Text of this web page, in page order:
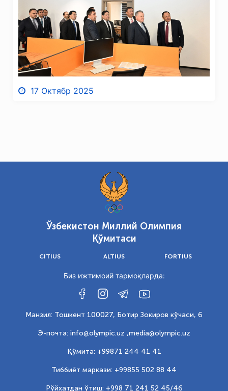
17 Октябр 2025
Ўзбекистон Миллий Олимпия
Қўмитаси
CITIUS ALTIUS FORTIUS
Биз ижтимоий тармоқларда:
Манзил: Тошкент 100027, Ботир Зокиров кўчаси, 6
Э-почта: info@olympic.uz ,media@olympic.uz
Қўмита: +99871 244 41 41
Тиббиёт маркази: +99855 502 88 44
Рўйхатдан ўтиш: +998 71 241 52 45/46